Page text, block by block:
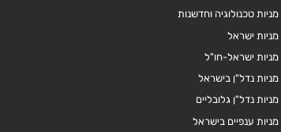
מניות טכנולוגיה וחדשנות
מניות ישראל
מניות ישראל-חו"ל
מניות נדל"ן בישראל
מניות נדל"ן גלובליים
מניות ענפיים בישראל